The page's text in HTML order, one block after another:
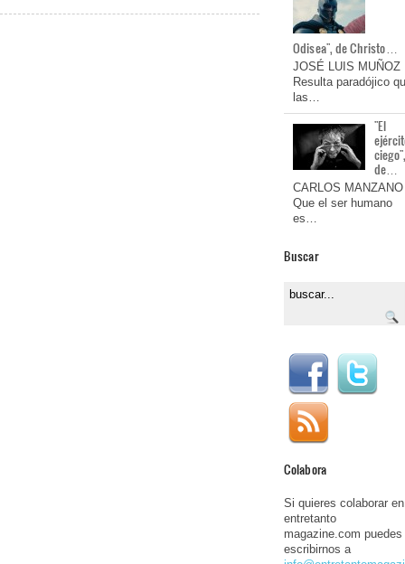
Odisea", de Christo…
JOSÉ LUIS MUÑOZ
Resulta paradójico
las…
"El
de…
CARLOS MANZANO
Que el ser humano
es…
Buscar
Colabora
Si quieres colaborar en
entretanto
magazine.com puedes
escribirnos a